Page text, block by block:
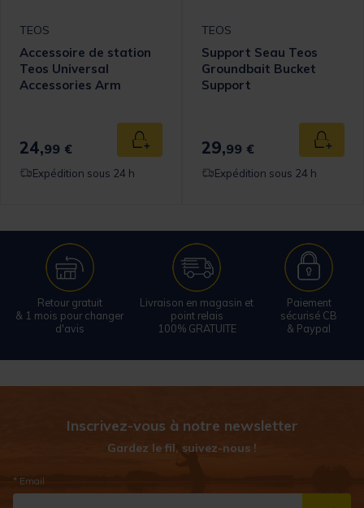
panier
TEOS
Accessoire de station
Teos Universal
Accessories Arm
24,99 € Ajouter au panier
Expédition sous 24 h
TEOS
Support Seau Teos
Groundbait Bucket
Support
29,99 €
Expédition sous 24 h
Retour gratuit
& 1 mois pour changer
d'avis
Livraison en magasin et
point relais
100% GRATUITE
Paiement
sécurisé CB
& Paypal
Inscrivez-vous à notre newsletter
Gardez le fil, suivez-nous !
* Email